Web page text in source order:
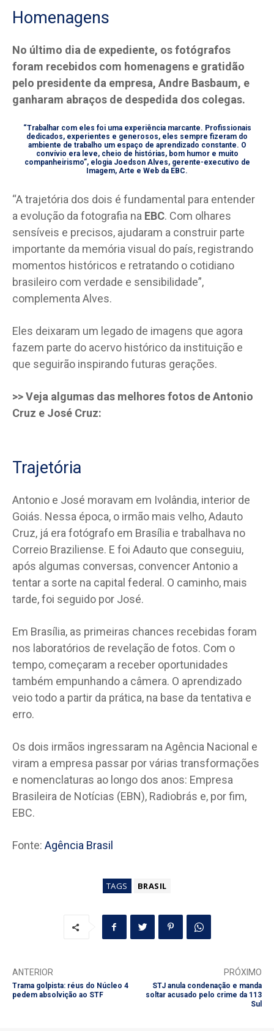
Homenagens
No último dia de expediente, os fotógrafos
foram recebidos com homenagens e gratidão
pelo presidente da empresa, Andre Basbaum, e
ganharam abraços de despedida dos colegas.
“Trabalhar com eles foi uma experiência marcante. Profissionais
dedicados, experientes e generosos, eles sempre fizeram do
ambiente de trabalho um espaço de aprendizado constante. O
convívio era leve, cheio de histórias, bom humor e muito
companheirismo”, elogia Joedson Alves, gerente-executivo de
Imagem, Arte e Web da EBC.
“A trajetória dos dois é fundamental para entender
a evolução da fotografia na EBC. Com olhares
sensíveis e precisos, ajudaram a construir parte
importante da memória visual do país, registrando
momentos históricos e retratando o cotidiano
brasileiro com verdade e sensibilidade”,
complementa Alves.
Eles deixaram um legado de imagens que agora
fazem parte do acervo histórico da instituição e
que seguirão inspirando futuras gerações.
>> Veja algumas das melhores fotos de Antonio
Cruz e José Cruz:
Trajetória
Antonio e José moravam em Ivolândia, interior de
Goiás. Nessa época, o irmão mais velho, Adauto
Cruz, já era fotógrafo em Brasília e trabalhava no
Correio Braziliense. E foi Adauto que conseguiu,
após algumas conversas, convencer Antonio a
tentar a sorte na capital federal. O caminho, mais
tarde, foi seguido por José.
Em Brasília, as primeiras chances recebidas foram
nos laboratórios de revelação de fotos. Com o
tempo, começaram a receber oportunidades
também empunhando a câmera. O aprendizado
veio todo a partir da prática, na base da tentativa e
erro.
Os dois irmãos ingressaram na Agência Nacional e
viram a empresa passar por várias transformações
e nomenclaturas ao longo dos anos: Empresa
Brasileira de Notícias (EBN), Radiobrás e, por fim,
EBC.
Fonte: Agência Brasil
TAGS BRASIL
ANTERIOR
Trama golpista: réus do Núcleo 4
pedem absolvição ao STF
PRÓXIMO
STJ anula condenação e manda
soltar acusado pelo crime da 113
Sul